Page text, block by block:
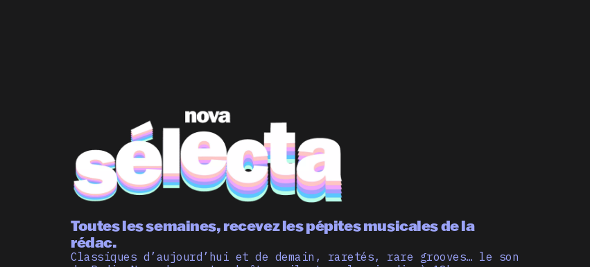
Toutes les semaines, recevez les pépites musicales de la
rédac.
Classiques d’aujourd’hui et de demain, raretés, rare grooves… le son